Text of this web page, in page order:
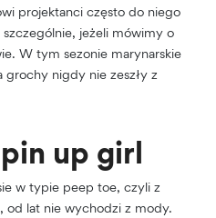
projektanci często do niego
jeżeli mówimy o
W tym sezonie marynarskie
grochy nigdy nie zeszły z
up girl
w typie peep toe, czyli z
od lat nie wychodzi z mody.